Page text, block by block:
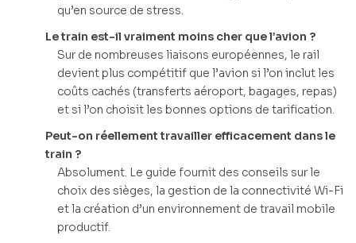
qu’en source de stress.
Le train est-il vraiment moins cher que l’avion ?
Sur de nombreuses liaisons européennes, le rail
devient plus compétitif que l’avion si l’on inclut les
coûts cachés (transferts aéroport, bagages, repas)
et si l’on choisit les bonnes options de tarification.
Peut-on réellement travailler efficacement dans le
train ?
Absolument. Le guide fournit des conseils sur le
choix des sièges, la gestion de la connectivité Wi-Fi
et la création d’un environnement de travail mobile
productif.